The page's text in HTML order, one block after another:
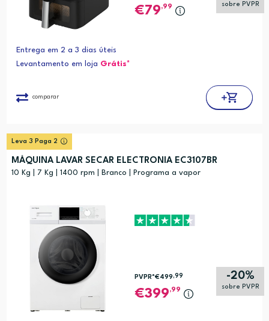
sobre PVPR
79,99
Entrega em 2 a 3 dias úteis
Levantamento em loja Grátis*
comparar
Leva 3 Paga 2
MÁQUINA LAVAR SECAR ELECTRONIA EC3107BR
10 Kg | 7 Kg | 1400 rpm | Branco | Programa a vapor
-20%
sobre PVPR
PVPR*€499,99
399,99